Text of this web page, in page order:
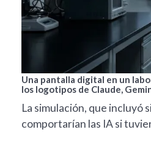
Una pantalla digital en un
los logotipos de Claude,
La simulación, que incluyó
comportarían las IA si